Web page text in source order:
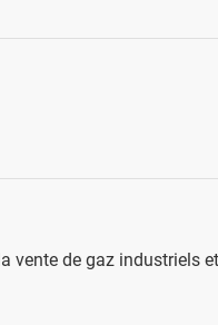
de gaz industriels